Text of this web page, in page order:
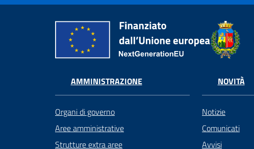
AMMINISTRAZIONE
Organi di governo
Aree amministrative
Strutture extra aree
NOVITÀ
Notizie
Comunicati
Avvisi